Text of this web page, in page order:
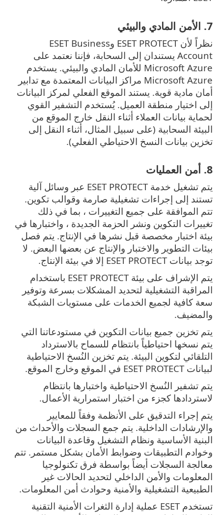
7. الأمن المادي والبيئي
نظراً لأن ESET PROTECT وESET Business
Account يستندان إلى السحابة، فإننا نعتمد على
Microsoft Azure للأمان المادي والبيئي. يستخدم
Microsoft Azure مراكز البيانات المعتمدة مع تدابير
أمان مادية قوية. يستند الموقع الفعلي لمركز البيانات
إلى اختيار منطقة العميل. يُستخدم التشفير القوي
لحماية بيانات العملاء أثناء النقل خارج الموقع من
البيئة السحابية (على سبيل المثال، أثناء النقل إلى
تخزين بيانات النسخ الاحتياطي الفعلي).
8. أمن العمليات
يتم تشغيل خدمة ESET PROTECT عبر وسائل آلية
تستند إلى إجراءات تشغيلية صارمة وقوالب تكوين.
تتم الموافقة على جميع التغييرات ، بما في ذلك
تغييرات التكوين ونشر الحزمة الجديدة ، واختبارها في
بيئة اختبار مخصصة قبل نشرها في الإنتاج. يتم فصل
بيئات التطوير والاختبار والإنتاج عن بعضها البعض. لا
توجد بيانات ESET PROTECT إلا في بيئة الإنتاج.
يتم الإشراف على بيئة ESET PROTECT باستخدام
المراقبة التشغيلية لتحديد المشكلات بسرعة وتوفير
سعة كافية لجميع الخدمات على مستويات الشبكة
والمضيف.
يتم تخزين جميع بيانات التكوين في مستودعاتنا التي
يتم نسخها احتياطياً بانتظام للسماح بالاسترداد
التلقائي لتكوين البيئة. يتم تخزين النُسخ الاحتياطية
لبيانات ESET PROTECT في الموقع وخارج الموقع.
يتم تشفير النُسخ الاحتياطية واختبارها بانتظام
لاستردادها كجزء من اختبار استمرارية الأعمال.
يتم إجراء التدقيق على الأنظمة وفقاً للمعايير
والإرشادات الداخلية. يتم جمع السجلات والأحداث من
البنية الأساسية ونظام التشغيل وقاعدة البيانات
وخوادم التطبيقات وضوابط الأمان بشكل مستمر. تتم
معالجة السجلات أيضاً بواسطة فرق تكنولوجيا
المعلومات والأمن الداخلي لتحديد الحالات غير
الطبيعية التشغيلية والأمنية وحوادث أمن المعلومات.
تستخدم ESET عملية إدارة الثغرات الأمنية التقنية